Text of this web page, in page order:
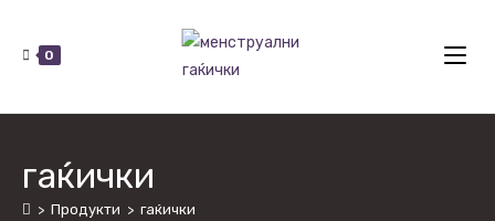
0
гаќички
> Продукти > гаќички